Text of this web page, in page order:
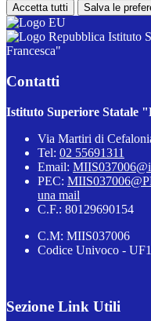
Accetta tutti Salva le
Istituto
Francesca"
Contatti
Istituto Superiore Statale
Via Martiri di
Tel: 02 55691311
Email:
PEC:
una mail
C.F.: 80129690154
C.M: MIIS037006
Codice Univoco -
Sezione Link Utili